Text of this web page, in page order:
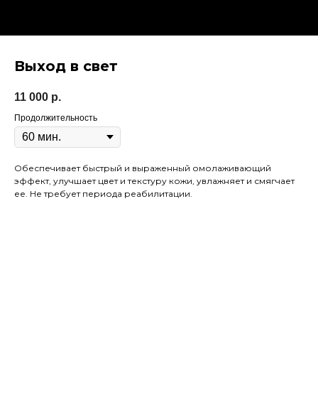
Выход в свет
11 000 р.
Продолжительность
Обеспечивает быстрый и выраженный омолаживающий
эффект, улучшает цвет и текстуру кожи, увлажняет и смягчает
ее. Не требует периода реабилитации.